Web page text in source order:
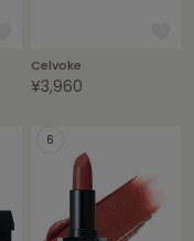
Celvoke
¥3,960